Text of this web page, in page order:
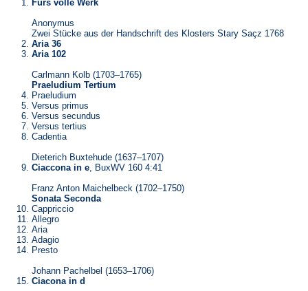
Fürs volle Werk
Anonymus
Zwei Stücke aus der Handschrift des Klosters Stary Saçz 1768
Aria 36
Aria 102
Carlmann Kolb (1703–1765)
Praeludium Tertium
Praeludium
Versus primus
Versus secundus
Versus tertius
Cadentia
Dieterich Buxtehude (1637–1707)
Ciaccona in e, BuxWV 160 4:41
Franz Anton Maichelbeck (1702–1750)
Sonata Seconda
Cappriccio
Allegro
Aria
Adagio
Presto
Johann Pachelbel (1653–1706)
Ciacona in d